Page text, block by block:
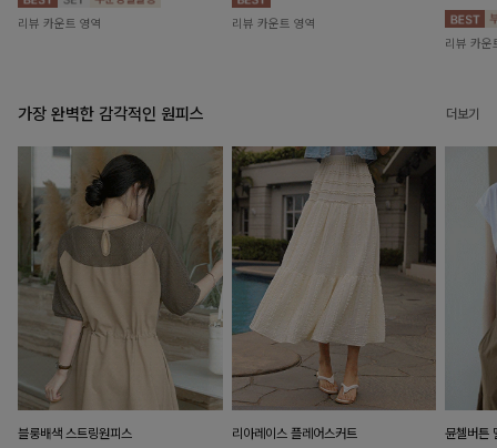
리뷰 카운트 영역 리뷰 카운트 영역
리뷰 카운
가장 완벽한 감각적인 원피스 더보기
블룽배색 스트링원피스 리아레이스 플레어스커트 뮨첼버튼